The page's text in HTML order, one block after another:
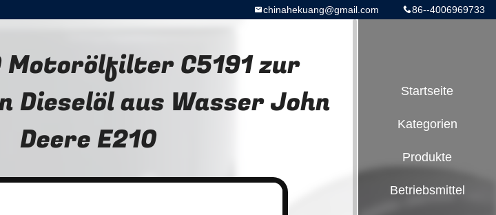
86--4006969733
chinahekuang@gmail.com
Motorölfilter C5191 zur
Dieselöl aus Wasser John
Deere E210
Startseite
Kategorien
Produkte
Betriebsmittel